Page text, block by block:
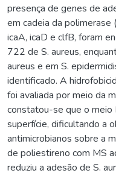
presença de genes de
em cadeia da polimerase
icaA, icaD e clfB, foram
722 de S. aureus,
aureus e em S.
identificado. A
foi avaliada por meio da
constatou-se que o meio
superfície, dificultando a
antimicrobianos sobre a
de poliestireno com MS
reduziu a adesão de S.